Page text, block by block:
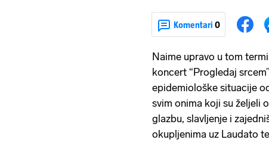
Komentari 0
Naime upravo u tom
koncert “Progledaj
epidemiološke situacije
svim onima koji su željeli
glazbu, slavljenje i
okupljenima uz Laudato